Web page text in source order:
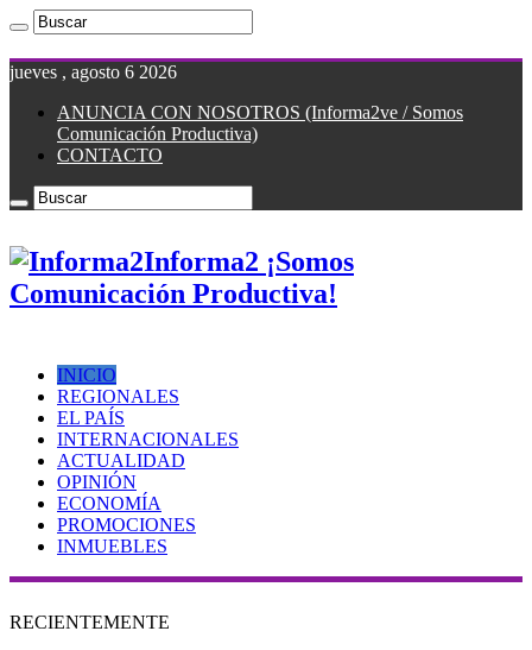
jueves , agosto 6 2026
ANUNCIA CON NOSOTROS (Informa2ve / Somos
Comunicación Productiva)
CONTACTO
Informa2 ¡Somos
Comunicación Productiva!
INICIO
REGIONALES
EL PAÍS
INTERNACIONALES
ACTUALIDAD
OPINIÓN
ECONOMÍA
PROMOCIONES
INMUEBLES
RECIENTEMENTE